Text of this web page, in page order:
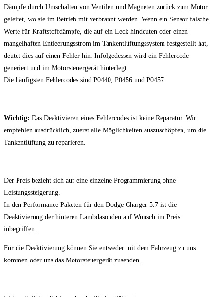
Dämpfe durch Umschalten von Ventilen und Magneten zurück zum Motor
geleitet, wo sie im Betrieb mit verbrannt werden. Wenn ein Sensor falsche
Werte für Kraftstoffdämpfe, die auf ein Leck hindeuten oder einen
mangelhaften Entleerungsstrom im Tankentlüftungssystem festgestellt hat,
deutet dies auf einen Fehler hin. Infolgedessen wird ein Fehlercode
generiert und im Motorsteuergerät hinterlegt.
Die häufigsten Fehlercodes sind P0440, P0456 und P0457.
Wichtig: Das Deaktivieren eines Fehlercodes ist keine Reparatur. Wir
empfehlen ausdrücklich, zuerst alle Möglichkeiten auszuschöpfen, um die
Tankentlüftung zu reparieren.
Der Preis bezieht sich auf eine einzelne Programmierung ohne
Leistungssteigerung.
In den Performance Paketen für den Dodge Charger 5.7 ist die
Deaktivierung der hinteren Lambdasonden auf Wunsch im Preis
inbegriffen.
Für die Deaktivierung können Sie entweder mit dem Fahrzeug zu uns
kommen oder uns das Motorsteuergerät zusenden.